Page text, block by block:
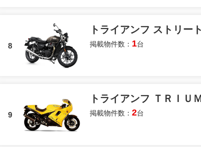
8
トライアンフ ストリー
掲載物件数： 1台
9
トライアンフ ＴＲＩＵ
掲載物件数： 2台